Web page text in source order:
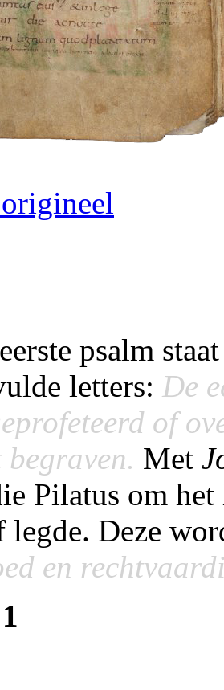
psalm
letters: De
of
begraven. Met
Pilatus om
legde. Deze
en